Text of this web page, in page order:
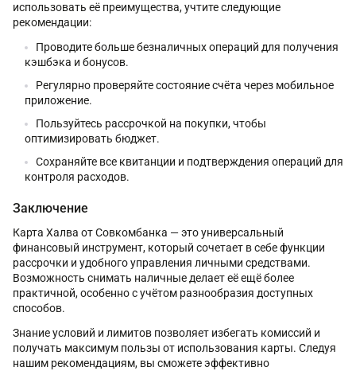
использовать её преимущества, учтите следующие
рекомендации:
Проводите больше безналичных операций для получения
кэшбэка и бонусов.
Регулярно проверяйте состояние счёта через мобильное
приложение.
Пользуйтесь рассрочкой на покупки, чтобы
оптимизировать бюджет.
Сохраняйте все квитанции и подтверждения операций для
контроля расходов.
Заключение
Карта Халва от Совкомбанка — это универсальный
финансовый инструмент, который сочетает в себе функции
рассрочки и удобного управления личными средствами.
Возможность снимать наличные делает её ещё более
практичной, особенно с учётом разнообразия доступных
способов.
Знание условий и лимитов позволяет избегать комиссий и
получать максимум пользы от использования карты. Следуя
нашим рекомендациям, вы сможете эффективно